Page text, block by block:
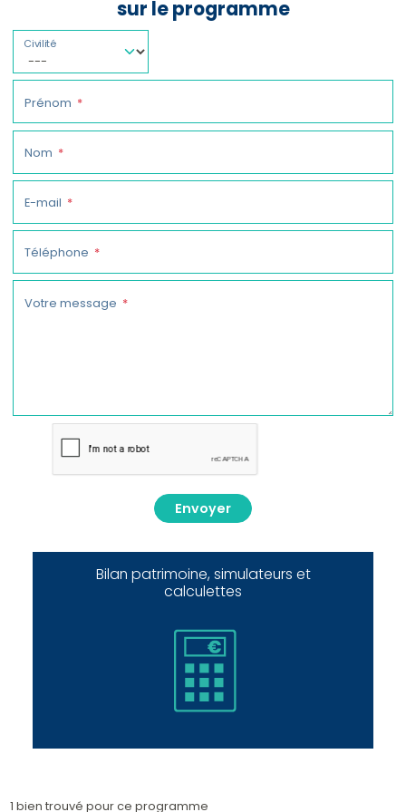
sur le programme
Civilité
Prénom
Nom
E-mail
Téléphone
Votre message
Envoyer
Bilan patrimoine, simulateurs et
calculettes
1 bien trouvé pour ce programme